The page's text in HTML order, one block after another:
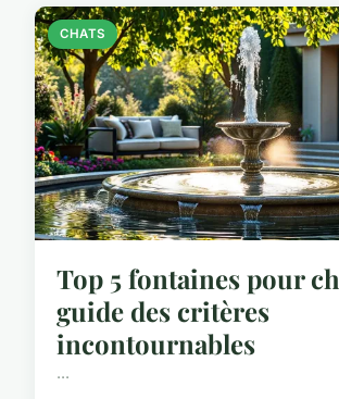
CHATS
Top 5 fontaines pour
guide des critères
incontournables
...